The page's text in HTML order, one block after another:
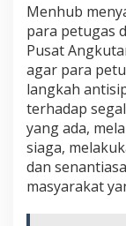
Menhub
para petugas
Pusat
agar para
langkah
terhadap
yang ada,
siaga,
dan
masyarakat